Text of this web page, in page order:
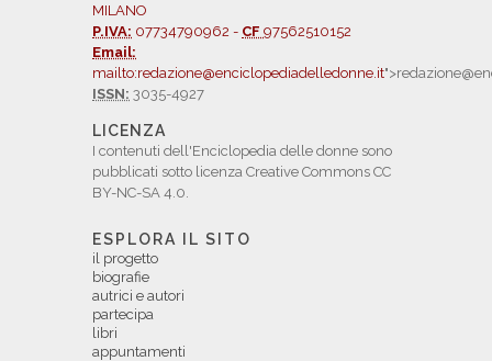
MILANO
P.IVA: 07734790962 - CF 97562510152
Email:
mailto:redazione@enciclopediadelledonne.it
ISSN: 3035-4927
LICENZA
I contenuti dell'Enciclopedia delle donne sono
pubblicati sotto licenza Creative Commons CC
BY-NC-SA 4.0.
ESPLORA IL SITO
il progetto
biografie
autrici e autori
partecipa
libri
appuntamenti